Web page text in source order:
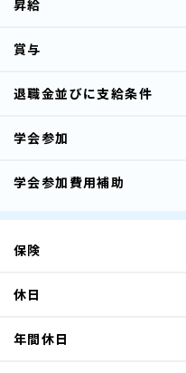
昇給
賞与
退職金並びに支給条件
学会参加
学会参加費用補助
保険
休日
年間休日